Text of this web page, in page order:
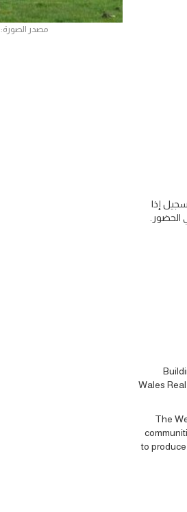
إذا
الحضور.
Wales
The
to
مصدر الصورة: Jane Ricketts Hein